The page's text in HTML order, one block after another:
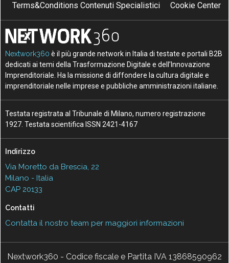
Terms&Conditions Contenuti Specialistici Cookie Center
Nextwork360 è il più grande network in Italia di testate e portali B2B
dedicati ai temi della Trasformazione Digitale e dell’Innovazione
Imprenditoriale. Ha la missione di diffondere la cultura digitale e
imprenditoriale nelle imprese e pubbliche amministrazioni italiane.
Testata registrata al Tribunale di Milano, numero registrazione
1927. Testata scientifica ISSN 2421-4167
Indirizzo
Via Moretto da Brescia, 22
Milano - Italia
CAP 20133
Contatti
Contatta il nostro team per maggiori informazioni
Nextwork360 - Codice fiscale e Partita IVA 13868590962